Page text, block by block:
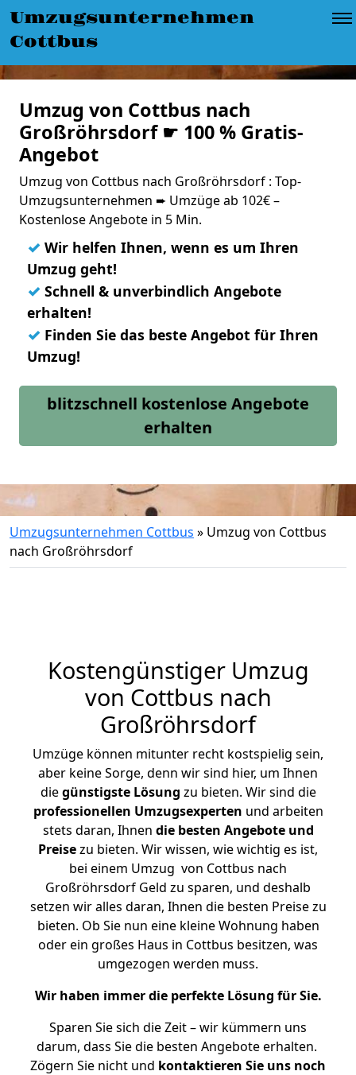
Umzugsunternehmen
Cottbus
Umzug von Cottbus nach
Großröhrsdorf ☛ 100 % Gratis-
Angebot
Umzug von Cottbus nach Großröhrsdorf : Top-
Umzugsunternehmen ➨ Umzüge ab 102€ –
Kostenlose Angebote in 5 Min.
✓ Wir helfen Ihnen, wenn es um Ihren
Umzug geht!
✓ Schnell & unverbindlich Angebote
erhalten!
✓ Finden Sie das beste Angebot für Ihren
Umzug!
blitzschnell kostenlose Angebote
erhalten
Umzugsunternehmen Cottbus » Umzug von Cottbus
nach Großröhrsdorf
Kostengünstiger Umzug
von Cottbus nach
Großröhrsdorf
Umzüge können mitunter recht kostspielig sein,
aber keine Sorge, denn wir sind hier, um Ihnen
diegünstigste Lösung zu bieten. Wir sind die
professionellen Umzugsexperten und arbeiten
stets daran, Ihnen die besten Angebote und
Preisezu bieten. Wir wissen, wie wichtig es ist,
bei einem Umzug von Cottbus nach
Großröhrsdorf Geld zu sparen, und deshalb
setzen wir alles daran, Ihnen die besten Preise zu
bieten. Ob Sie nun eine kleine Wohnung haben
oder ein großes Haus in Cottbus besitzen, was
umgezogen werden muss.
Wir haben immer die perfekte Lösung für Sie.
Sparen Sie sich die Zeit – wir kümmern uns
darum, dass Sie die besten Angebote erhalten.
Zögern Sie nicht und kontaktieren Sie uns noch